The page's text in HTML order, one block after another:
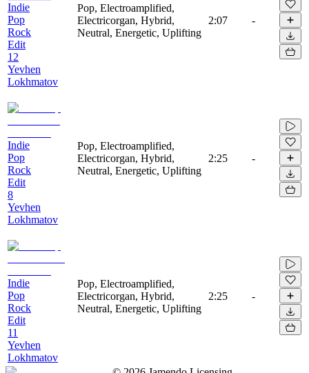
Indie
Pop
Rock
Edit
12
Yevhen
Lokhmatov
Pop, Electroamplified,
Electricorgan, Hybrid,
Neutral, Energetic, Uplifting
2:07 -
Indie
Pop
Rock
Edit
8
Yevhen
Lokhmatov
Pop, Electroamplified,
Electricorgan, Hybrid,
Neutral, Energetic, Uplifting
2:25 -
Indie
Pop
Rock
Edit
11
Yevhen
Lokhmatov
Pop, Electroamplified,
Electricorgan, Hybrid,
Neutral, Energetic, Uplifting
2:25 -